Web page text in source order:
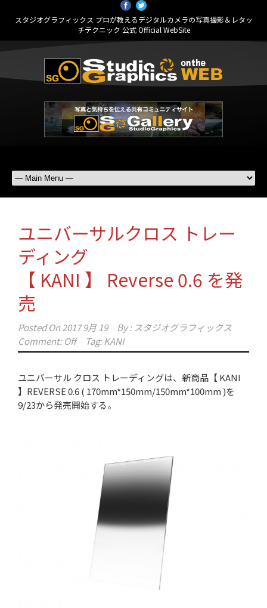
スタジオグラフィックス プロが教えるデジタルカメラの写真撮影＆レタッ
チテクニック 公式 Official WebSite
ユニバーサルクロス トレー
ディング
【 KANI 】 Reverse 0.6 を発
売
Posted On2017 9月 19 By : スタジオグラフィックス
Comment: Off
Tag:KANI
ユニバーサル クロス トレーディングは、新商品【 KANI
】REVERSE 0.6 ( 170mm*150mm/150mm*100mm )を
9/23から発売開始する。